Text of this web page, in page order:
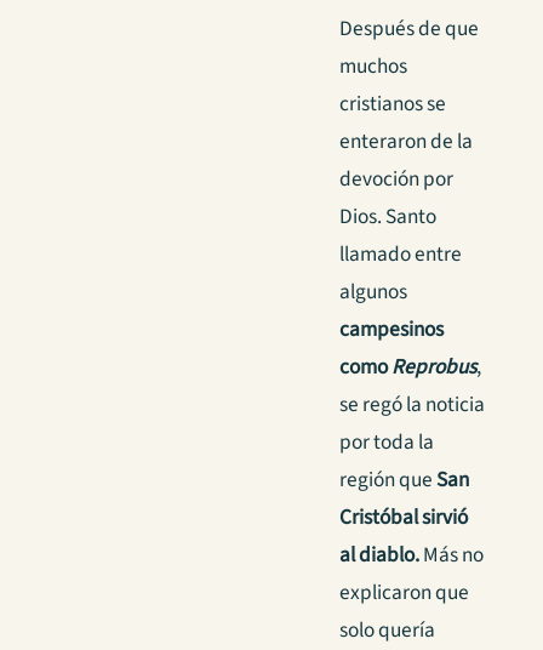
Después de que
muchos
cristianos se
enteraron de la
devoción por
Dios. Santo
llamado entre
algunos
campesinos
comoReprobus,
se regó la noticia
por toda la
región queSan
Cristóbal sirvió
al diablo.Más no
explicaron que
solo quería